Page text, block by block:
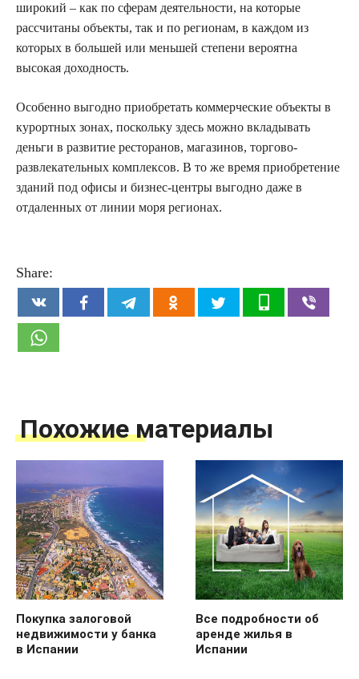
широкий – как по сферам деятельности, на которые
рассчитаны объекты, так и по регионам, в каждом из
которых в большей или меньшей степени вероятна
высокая доходность.
Особенно выгодно приобретать коммерческие объекты в
курортных зонах, поскольку здесь можно вкладывать
деньги в развитие ресторанов, магазинов, торгово-
развлекательных комплексов. В то же время приобретение
зданий под офисы и бизнес-центры выгодно даже в
отдаленных от линии моря регионах.
Share:
Похожие материалы
Покупка залоговой
недвижимости у банка
в Испании
Все подробности об
аренде жилья в
Испании